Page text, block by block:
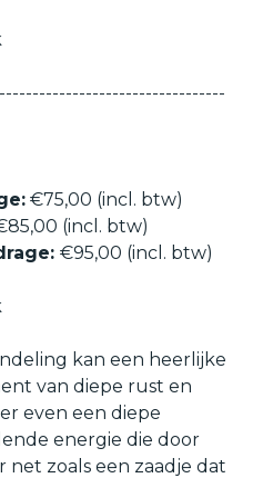
€75,00 (incl. btw)
(incl. btw)
€95,00 (incl. btw)
kan een heerlijke
van diepe rust en
even een diepe
energie die door
net zoals een zaadje dat